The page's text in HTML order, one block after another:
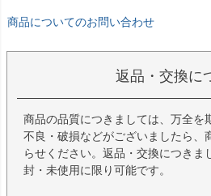
商品についてのお問い合わせ
返品・交換に
商品の品質につきましては、万全を
不良・破損などがございましたら、
らせください。返品・交換につきま
封・未使用に限り可能です。